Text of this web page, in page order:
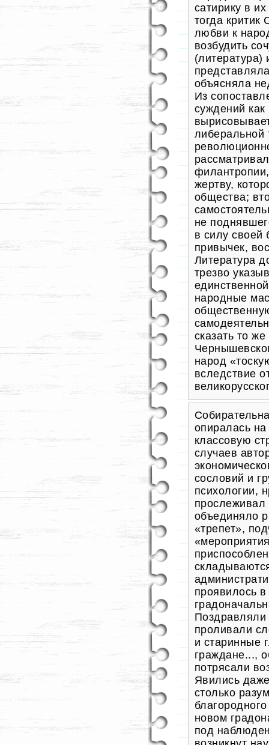
сатирику в
тогда критик
любви к
возбудить
(литература)
объясняла
Из
суждений как
либеральной
жертву,
общества;
не
в силу своей
привычек,
Литература
трезво
народные
сказать то
народ
вследствие
опиралась
классовую
случаев
сословий и
психологии,
объединяло
«трепет»,
проявилось
Поздравляли
проливали
и старинные
граждане...,
потрясали
Явились
столько
новом
под